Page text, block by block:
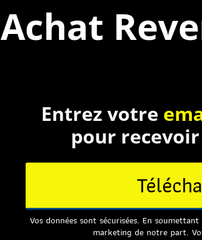
Achat
Entrez votre
pour
Vos données sont sécurisées. En
marketing de notre part.